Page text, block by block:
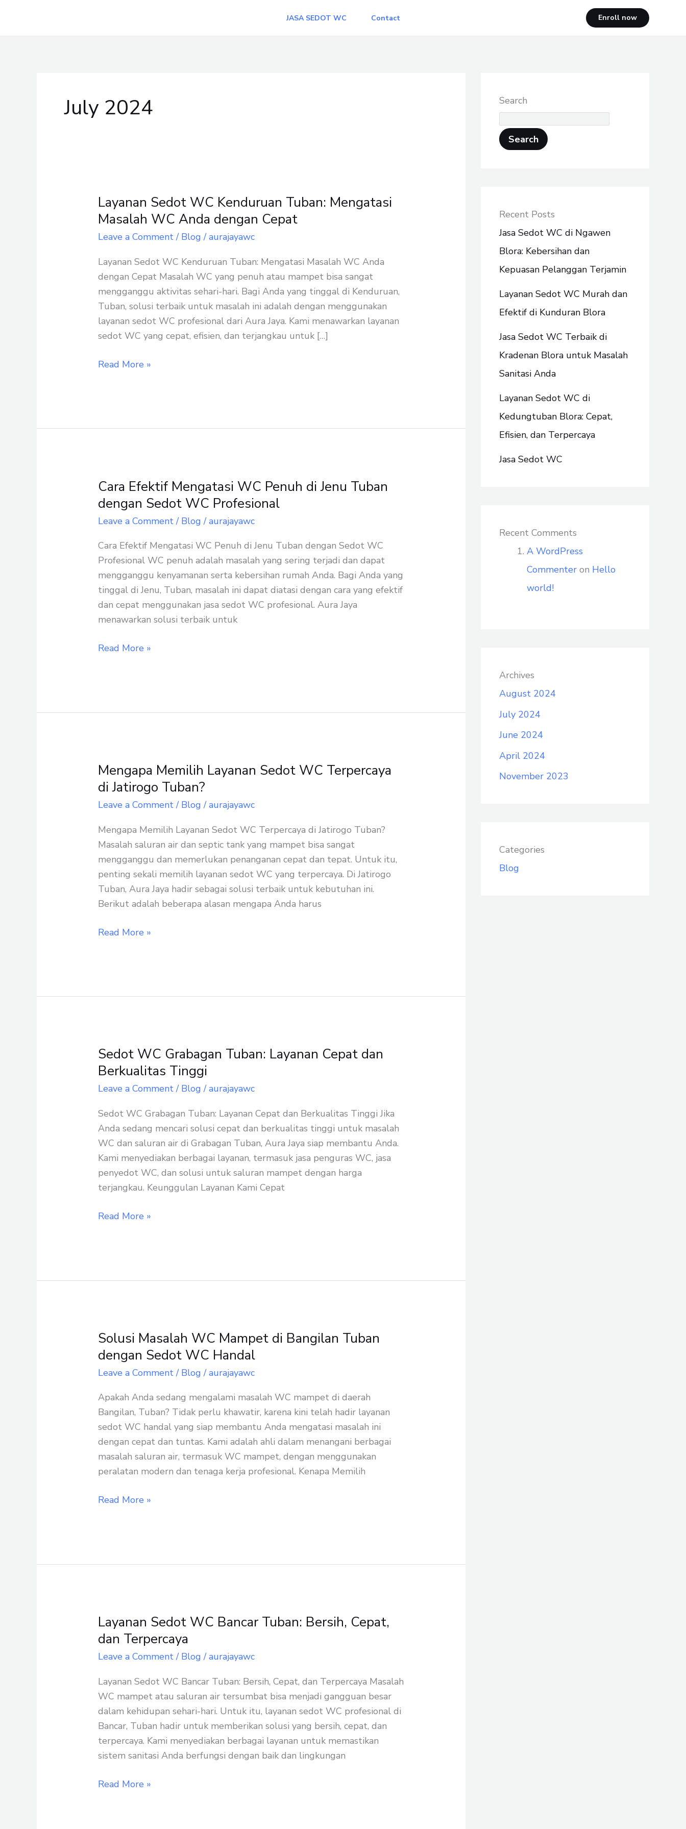
JASA SEDOT WC Contact Enroll now
July 2024
Layanan Sedot WC Kenduruan Tuban: Mengatasi
Masalah WC Anda dengan Cepat
Leave a Comment / Blog /aurajayawc
Layanan Sedot WC Kenduruan Tuban: Mengatasi Masalah WC Anda
dengan Cepat Masalah WC yang penuh atau mampet bisa sangat
mengganggu aktivitas sehari-hari. Bagi Anda yang tinggal di Kenduruan,
Tuban, solusi terbaik untuk masalah ini adalah dengan menggunakan
layanan sedot WC profesional dari Aura Jaya. Kami menawarkan layanan
sedot WC yang cepat, efisien, dan terjangkau untuk […]
Layanan
Sedot
WC
Tuban:
Mengatasi
Masalah
WC
Anda
dengan
Read More »
Cara Efektif Mengatasi WC Penuh di Jenu Tuban
dengan Sedot WC Profesional
Leave a Comment / Blog /aurajayawc
Cara Efektif Mengatasi WC Penuh di Jenu Tuban dengan Sedot WC
Profesional WC penuh adalah masalah yang sering terjadi dan dapat
mengganggu kenyamanan serta kebersihan rumah Anda. Bagi Anda yang
tinggal di Jenu, Tuban, masalah ini dapat diatasi dengan cara yang efektif
dan cepat menggunakan jasa sedot WC profesional. Aura Jaya
menawarkan solusi terbaik untuk
Cara
Efektif
Mengatasi
Penuh
di
Jenu
Tuban
dengan
Sedot
Profesional
Read More »
Mengapa Memilih Layanan Sedot WC Terpercaya
di Jatirogo Tuban?
Leave a Comment / Blog /aurajayawc
Mengapa Memilih Layanan Sedot WC Terpercaya di Jatirogo Tuban?
Masalah saluran air dan septic tank yang mampet bisa sangat
mengganggu dan memerlukan penanganan cepat dan tepat. Untuk itu,
penting sekali memilih layanan sedot WC yang terpercaya. Di Jatirogo
Tuban, Aura Jaya hadir sebagai solusi terbaik untuk kebutuhan ini.
Berikut adalah beberapa alasan mengapa Anda harus
Mengapa
Memilih
Layanan
WC
Terpercaya
di
Jatirogo
Tuban?
Read More »
Sedot WC Grabagan Tuban: Layanan Cepat dan
Berkualitas Tinggi
Leave a Comment / Blog /aurajayawc
Sedot WC Grabagan Tuban: Layanan Cepat dan Berkualitas Tinggi Jika
Anda sedang mencari solusi cepat dan berkualitas tinggi untuk masalah
WC dan saluran air di Grabagan Tuban, Aura Jaya siap membantu Anda.
Kami menyediakan berbagai layanan, termasuk jasa penguras WC, jasa
penyedot WC, dan solusi untuk saluran mampet dengan harga
terjangkau. Keunggulan Layanan Kami Cepat
Sedot
WC
Grabagan
Layanan
Cepat
dan
Berkualitas
Tinggi
Read More »
Solusi Masalah WC Mampet di Bangilan Tuban
dengan Sedot WC Handal
Leave a Comment / Blog /aurajayawc
Apakah Anda sedang mengalami masalah WC mampet di daerah
Bangilan, Tuban? Tidak perlu khawatir, karena kini telah hadir layanan
sedot WC handal yang siap membantu Anda mengatasi masalah ini
dengan cepat dan tuntas. Kami adalah ahli dalam menangani berbagai
masalah saluran air, termasuk WC mampet, dengan menggunakan
peralatan modern dan tenaga kerja profesional. Kenapa Memilih
Solusi
Masalah
di
Bangilan
Tuban
dengan
Sedot
WC
Read More »
Layanan Sedot WC Bancar Tuban: Bersih, Cepat,
dan Terpercaya
Leave a Comment / Blog /aurajayawc
Layanan Sedot WC Bancar Tuban: Bersih, Cepat, dan Terpercaya Masalah
WC mampet atau saluran air tersumbat bisa menjadi gangguan besar
dalam kehidupan sehari-hari. Untuk itu, layanan sedot WC profesional di
Bancar, Tuban hadir untuk memberikan solusi yang bersih, cepat, dan
terpercaya. Kami menyediakan berbagai layanan untuk memastikan
sistem sanitasi Anda berfungsi dengan baik dan lingkungan
Layanan
Sedot
WC
Tuban:
Bersih,
Cepat,
dan
Terpercaya
Read More »
Search
Search
Recent Posts
Jasa Sedot WC di Ngawen
Blora: Kebersihan dan
Kepuasan Pelanggan Terjamin
Layanan Sedot WC Murah dan
Efektif di Kunduran Blora
Jasa Sedot WC Terbaik di
Kradenan Blora untuk Masalah
Sanitasi Anda
Layanan Sedot WC di
Kedungtuban Blora: Cepat,
Efisien, dan Terpercaya
Jasa Sedot WC
Recent Comments
A WordPress
Commenter on Hello
world!
Archives
August 2024
July 2024
June 2024
April 2024
November 2023
Categories
Blog